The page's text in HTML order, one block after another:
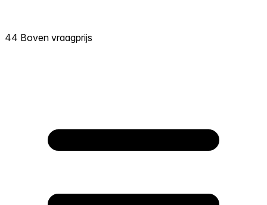
44 Boven vraagprijs